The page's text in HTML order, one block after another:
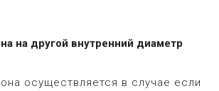
на другой внутренний диаметр
осуществляется в случае если